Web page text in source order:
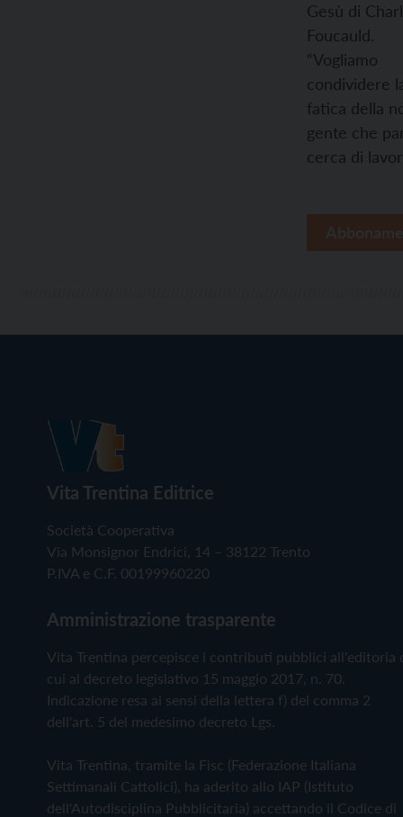
Gesù di
Foucauld.
“Vogliamo
condividere
fatica della
gente che
cerca di
Vita Trentina Editrice
Società Cooperativa
Via Monsignor Endrici, 14 – 38122 Trento
P.IVA e C.F. 00199960220
Amministrazione trasparente
Vita Trentina percepisce i contributi pubblici all'editoria
cui al decreto legislativo 15 maggio 2017, n. 70.
Indicazione resa ai sensi della lettera f) del comma 2
dell'art. 5 del medesimo decreto Lgs.
Vita Trentina, tramite la Fisc (Federazione Italiana
Settimanali Cattolici), ha aderito allo IAP (Istituto
dell'Autodisciplina Pubblicitaria) accettando il Codice di